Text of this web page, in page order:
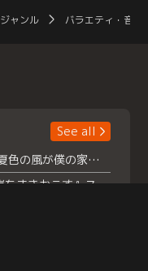
ジャンル バラエティ・音楽
See all
浮所飛貴主演！ 【夏色の風が僕の家にやってきた】 本日よりテラサで独占配信スタート！
『夏色の雲が恋と嵐をまきおこす』スペシャルメイキング 【Part1】2026年７月18日（土）23時30分～配信スタート！話題のシーンの裏側を大公開！豪華キャスト大集合！ 『武宮家 真夏の家族会議』開催！